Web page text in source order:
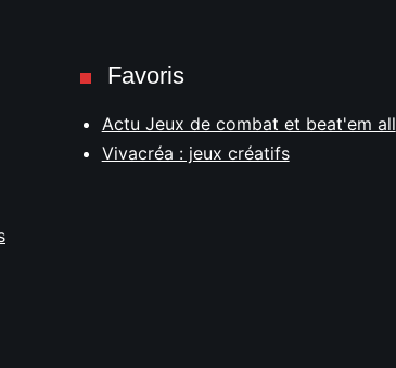
Favoris
Actu Jeux de combat et beat'em all
Vivacréa : jeux créatifs